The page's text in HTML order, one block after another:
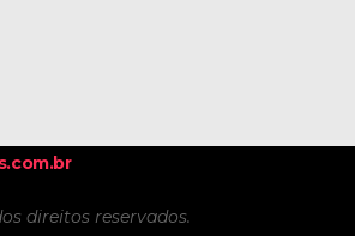
direitos reservados.